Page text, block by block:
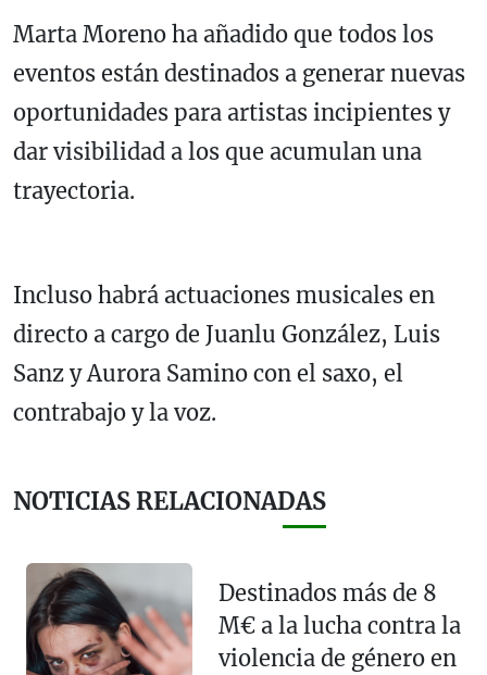
Marta Moreno ha añadido que todos los
eventos están destinados a generar nuevas
oportunidades para artistas incipientes y
dar visibilidad a los que acumulan una
trayectoria.
Incluso habrá actuaciones musicales en
directo a cargo de Juanlu González, Luis
Sanz y Aurora Samino con el saxo, el
contrabajo y la voz.
NOTICIAS RELACIONADAS
Destinados más de 8
M€ a la lucha contra la
violencia de género en